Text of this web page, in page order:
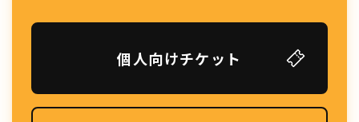
個人向けチケット